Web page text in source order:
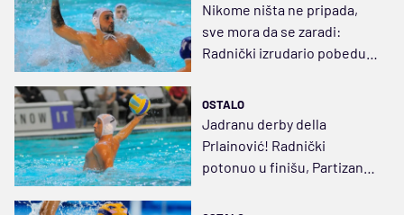
Nikome ništa ne pripada,
sve mora da se zaradi:
Radnički izrudario pobedu u
OSTALO
Jadranu derby della
Prlainović! Radnički
potonuo u finišu, Partizanu